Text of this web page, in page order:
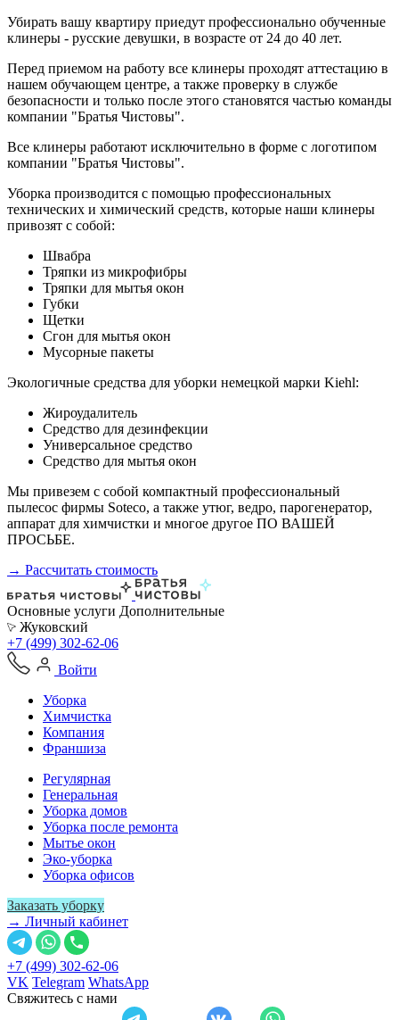
Убирать вашу квартиру приедут профессионально обученные
клинеры - русские девушки, в возрасте от 24 до 40 лет.
Перед приемом на работу все клинеры проходят аттестацию в
нашем обучающем центре, а также проверку в службе
безопасности и только после этого становятся частью команды
компании "Братья Чистовы".
Все клинеры работают исключительно в форме с логотипом
компании "Братья Чистовы".
Уборка производится с помощью профессиональных
технических и химический средств, которые наши клинеры
привозят с собой:
Швабра
Тряпки из микрофибры
Тряпки для мытья окон
Губки
Щетки
Сгон для мытья окон
Мусорные пакеты
Экологичные средства для уборки немецкой марки Kiehl:
Жироудалитель
Средство для дезинфекции
Универсальное средство
Средство для мытья окон
Мы привезем с собой компактный профессиональный
пылесос фирмы Soteco, а также утюг, ведро, парогенератор,
аппарат для химчистки и многое другое ПО ВАШЕЙ
ПРОСЬБЕ.
→ Рассчитать стоимость
Основные услуги Дополнительные
Жуковский
+7 (499) 302-62-06
Войти
Уборка
Химчистка
Компания
Франшиза
Регулярная
Генеральная
Уборка домов
Уборка после ремонта
Мытье окон
Эко-уборка
Уборка офисов
Заказать уборку
→ Личный кабинет
+7 (499) 302-62-06
VK Telegram WhatsApp
Свяжитесь с нами